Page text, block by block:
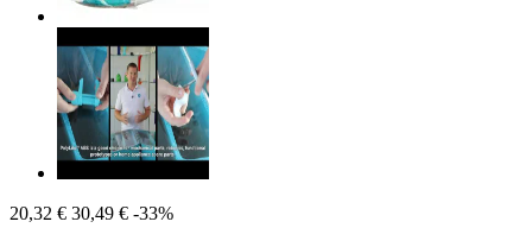
20,32 € 30,49 € -33%